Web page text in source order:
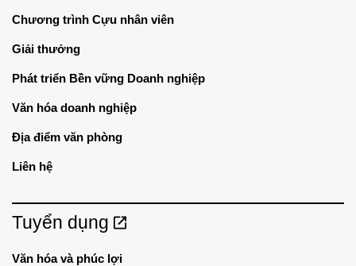
Chương trình Cựu nhân viên
Giải thưởng
Phát triển Bền vững Doanh nghiệp
Văn hóa doanh nghiệp
Địa điểm văn phòng
Liên hệ
Tuyển dụng
Văn hóa và phúc lợi